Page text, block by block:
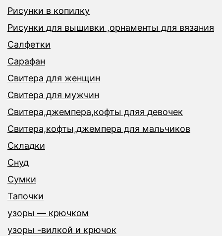
Рисунки в копилку
Рисунки для вышивки ,орнаменты для вязания
Салфетки
Сарафан
Свитера для женщин
Свитера для мужчин
Свитера,джемпера,кофты дляя девочек
Свитера,кофты,джемпера для мальчиков
Складки
Снуд
Сумки
Тапочки
узоры — крючком
узоры -вилкой и крючок